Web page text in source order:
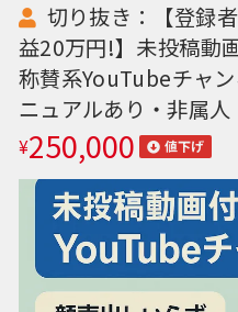
切り抜き：【登録
益20万円!】未投稿動
称賛系YouTubeチャ
ニュアルあり・非属人
¥250,000 値下げ